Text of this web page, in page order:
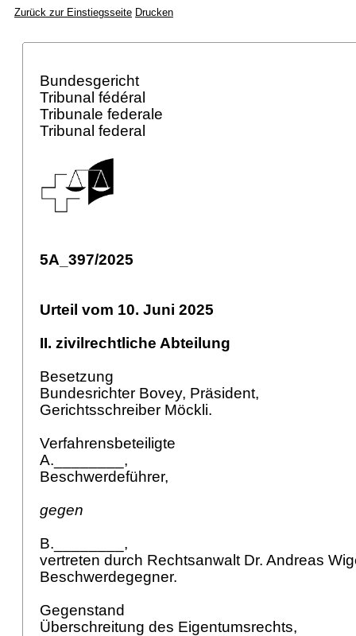
Zurück zur Einstiegsseite Drucken
Bundesgericht
Tribunal fédéral
Tribunale federale
Tribunal federal
5A_397/2025
Urteil vom 10. Juni 2025
II. zivilrechtliche Abteilung
Besetzung
Bundesrichter Bovey, Präsident,
Gerichtsschreiber Möckli.
Verfahrensbeteiligte
A.________,
Beschwerdeführer,
gegen
B.________,
vertreten durch Rechtsanwalt Dr. Andreas
Beschwerdegegner.
Gegenstand
Überschreitung des Eigentumsrechts,